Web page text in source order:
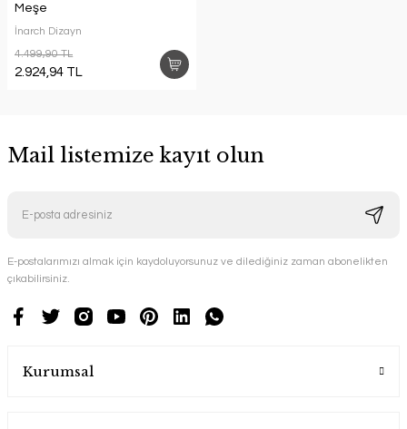
Meşe
İnarch Dizayn
4.499,90 TL
2.924,94 TL
Mail listemize kayıt olun
E-postalarımızı almak için kaydoluyorsunuz ve dilediğiniz zaman abonelikten
çıkabilirsiniz.
Kurumsal